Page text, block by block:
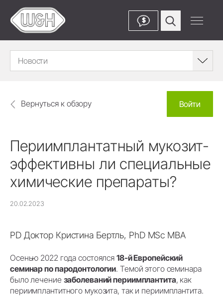
$
Новости
Вернуться к обзору Войти
Периимплантатный мукозит-
эффективны ли специальные
химические препараты?
20.02.2023
PD Доктор Кристина Бертль, PhD MSc MBA
Осенью 2022 года состоялся 18-й Европейский
семинар по пародонтологии. Темой этого семинара
было лечение заболеваний периимплантита, как
периимплантитного мукозита, так и периимплантита.